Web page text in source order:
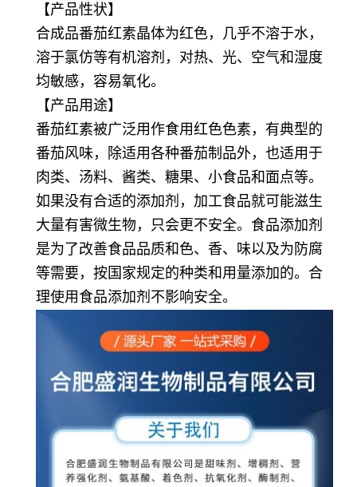
【产品性状】
合成品番茄红素晶体为红色，几乎不溶于水，
溶于氯仿等有机溶剂，对热、光、空气和湿度
均敏感，容易氧化。
【产品用途】
番茄红素被广泛用作食用红色色素，有典型的
番茄风味，除适用各种番茄制品外，也适用于
肉类、汤料、酱类、糖果、小食品和面点等。
如果没有合适的添加剂，加工食品就可能滋生
大量有害微生物，只会更不安全。食品添加剂
是为了改善食品品质和色、香、味以及为防腐
等需要，按国家规定的种类和用量添加的。合
理使用食品添加剂不影响安全。